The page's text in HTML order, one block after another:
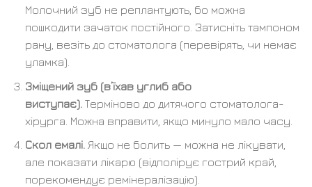
Молочний зуб не реплантують, бо можна
пошкодити зачаток постійного. Затисніть тампоном
рану, везіть до стоматолога (перевірять, чи немає
уламка).
Зміщений зуб (в’їхав углиб або
виступає). Терміново до дитячого стоматолога-
хірурга. Можна вправити, якщо минуло мало часу.
Скол емалі.Якщо не болить — можна не лікувати,
але показати лікарю (відполірує гострий край,
порекомендує ремінералізацію).